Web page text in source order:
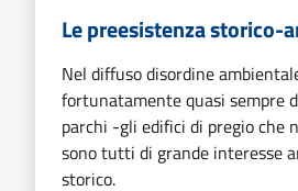
Le preesistenza storico-
Nel diffuso disordine
fortunatamente quasi sempre
parchi -gli edifici di pregio che
sono tutti di grande interesse
storico.